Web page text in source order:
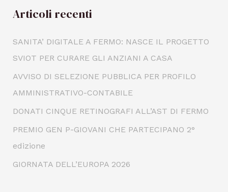
Articoli recenti
SANITA’ DIGITALE A FERMO: NASCE IL PROGETTO
SVIOT PER CURARE GLI ANZIANI A CASA
AVVISO DI SELEZIONE PUBBLICA PER PROFILO
AMMINISTRATIVO-CONTABILE
DONATI CINQUE RETINOGRAFI ALL’AST DI FERMO
PREMIO GEN P-GIOVANI CHE PARTECIPANO 2°
edizione
GIORNATA DELL’EUROPA 2026